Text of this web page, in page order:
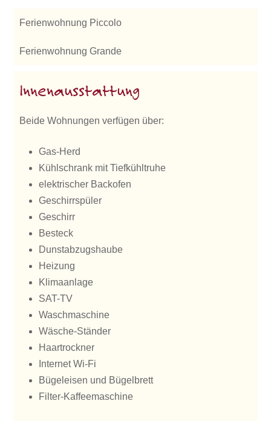
Ferienwohnung Piccolo
Ferienwohnung Grande
Innenausstattung
Beide Wohnungen verfügen über:
Gas-Herd
Kühlschrank mit Tiefkühltruhe
elektrischer Backofen
Geschirrspüler
Geschirr
Besteck
Dunstabzugshaube
Heizung
Klimaanlage
SAT-TV
Waschmaschine
Wäsche-Ständer
Haartrockner
Internet Wi-Fi
Bügeleisen und Bügelbrett
Filter-Kaffeemaschine